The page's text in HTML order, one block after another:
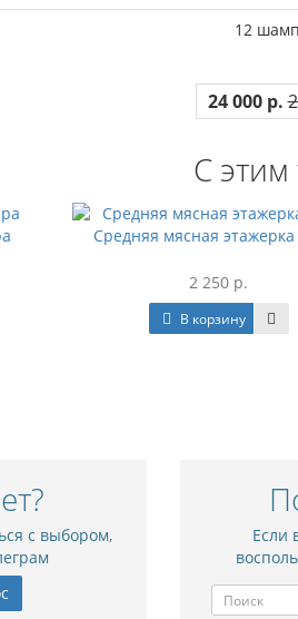
12
24 000 р.
С
Средняя мясная этажерка
2 250 р.
В корзину
с выбором,
Если